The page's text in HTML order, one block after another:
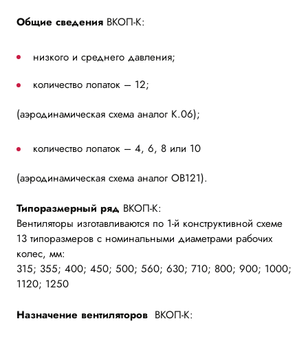
Общие сведения ВКОП-К:
низкого и среднего давления;
количество лопаток – 12;
(аэродинамическая схема аналог К.06);
количество лопаток – 4, 6, 8 или 10
(аэродинамическая схема аналог ОВ121).
Типоразмерный ряд ВКОП-К:
Вентиляторы изготавливаются по 1-й конструктивной схеме
13 типоразмеров с номинальными диаметрами рабочих
колес, мм:
315; 355; 400; 450; 500; 560; 630; 710; 800; 900; 1000;
1120; 1250
Назначение вентиляторов ВКОП-К: